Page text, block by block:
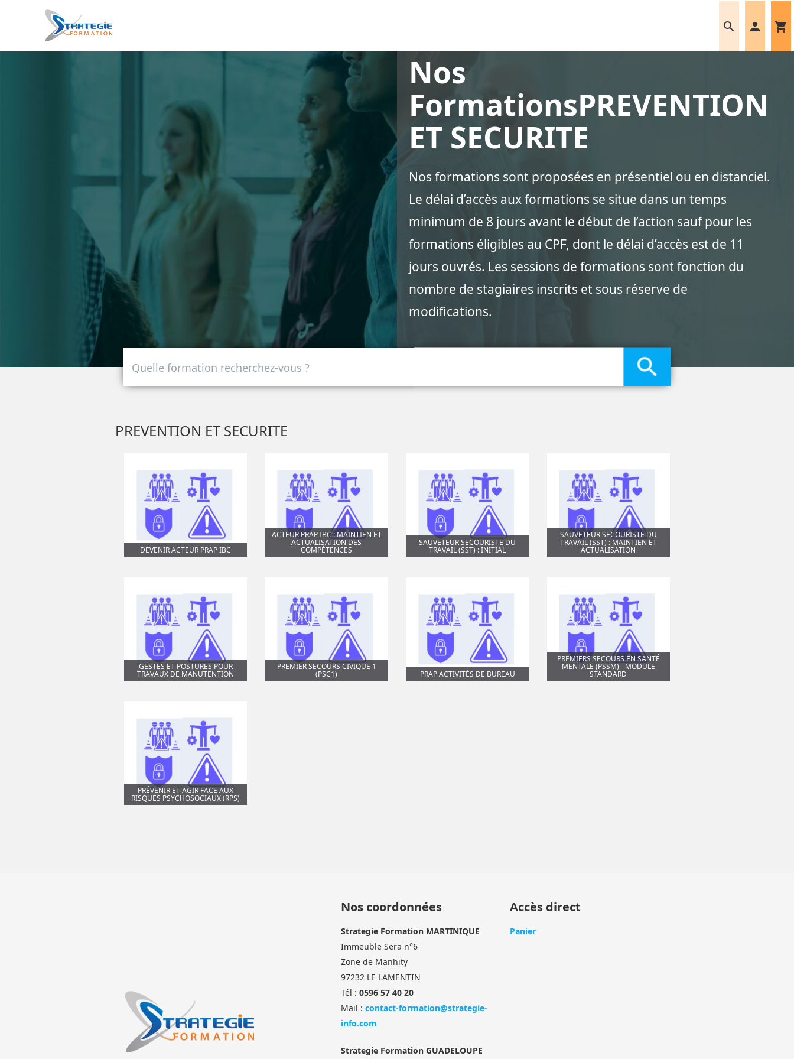
search person shopping_cart
Nos
FormationsPREVENTION
ET SECURITE
Nos formations sont proposées en présentiel ou en distanciel.
Le délai d’accès aux formations se situe dans un temps
minimum de 8 jours avant le début de l’action sauf pour les
formations éligibles au CPF, dont le délai d’accès est de 11
jours ouvrés. Les sessions de formations sont fonction du
nombre de stagiaires inscrits et sous réserve de
modifications.
search
PREVENTION ET SECURITE
DEVENIR ACTEUR PRAP IBC
ACTEUR PRAP IBC : MAINTIEN ET
ACTUALISATION DES
COMPÉTENCES
SAUVETEUR SECOURISTE DU
TRAVAIL (SST) : INITIAL
SAUVETEUR SECOURISTE DU
TRAVAIL (SST) : MAINTIEN ET
ACTUALISATION
GESTES ET POSTURES POUR
TRAVAUX DE MANUTENTION
PREMIER SECOURS CIVIQUE 1
(PSC1) PRAP ACTIVITÉS DE BUREAU
PREMIERS SECOURS EN SANTÉ
MENTALE (PSSM) - MODULE
STANDARD
PRÉVENIR ET AGIR FACE AUX
RISQUES PSYCHOSOCIAUX (RPS)
Nos coordonnées
Strategie Formation MARTINIQUE
Immeuble Sera n°6
Zone de Manhity
97232 LE LAMENTIN
Tél : 0596 57 40 20
Mail : contact-formation@strategie-
info.com
Strategie Formation GUADELOUPE
Accès direct
Panier